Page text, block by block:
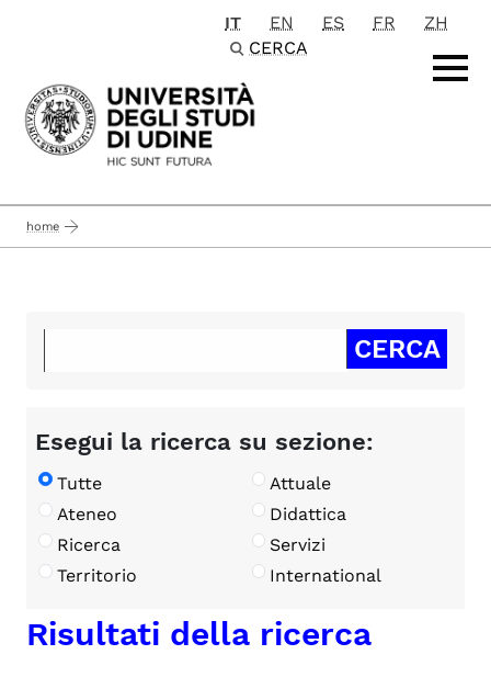
Passa al contenuto principale
IT EN ES FR
ZH
CERCA
home
Esegui la ricerca su sezione:
Tutte
Attuale
Ateneo
Didattica
Ricerca
Servizi
Territorio
International
Risultati della ricerca